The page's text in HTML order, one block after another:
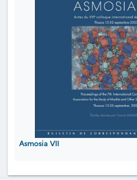
Asmosia VII